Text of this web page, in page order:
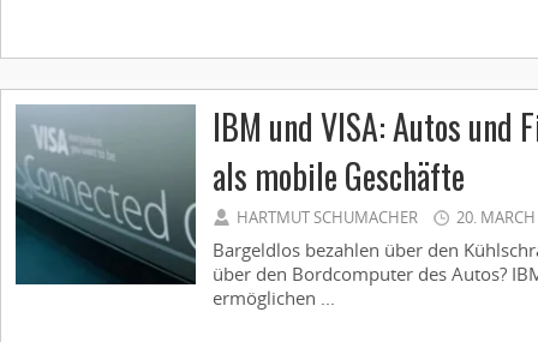
IBM und VISA: Autos und
als mobile Geschäfte
HARTMUT SCHUMACHER 20.
Bargeldlos bezahlen über den
über den Bordcomputer des Autos?
ermöglichen ...